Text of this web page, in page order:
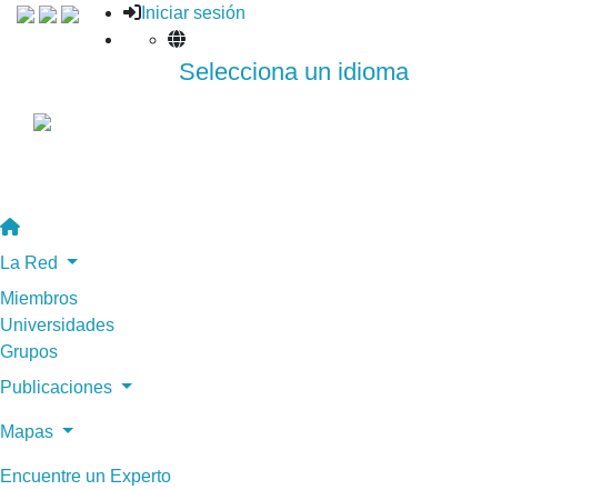
Iniciar sesión
Selecciona un idioma
La Red
Miembros
Universidades
Grupos
Publicaciones
Mapas
Encuentre un Experto